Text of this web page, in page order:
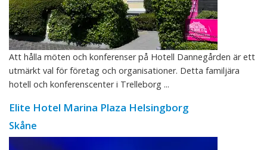
Att hålla möten och konferenser på Hotell Dannegården är ett
utmärkt val för företag och organisationer. Detta familjära
hotell och konferenscenter i Trelleborg ...
Elite Hotel Marina Plaza Helsingborg
Skåne